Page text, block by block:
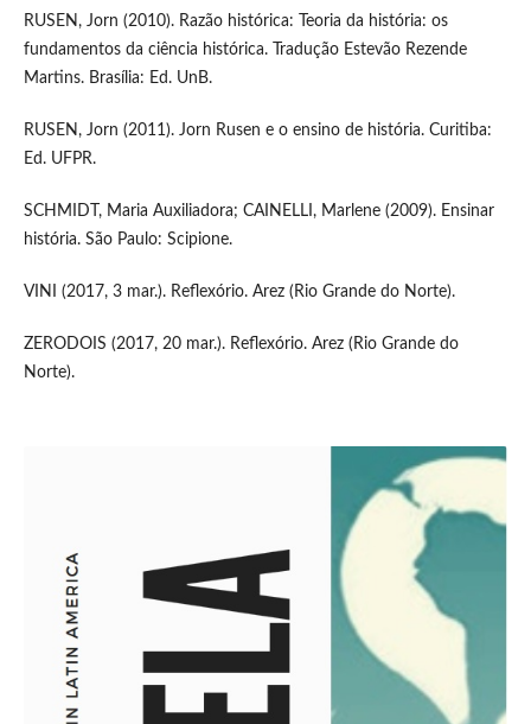
RUSEN, Jorn (2010). Razão histórica: Teoria da história: os
fundamentos da ciência histórica. Tradução Estevão Rezende
Martins. Brasília: Ed. UnB.
RUSEN, Jorn (2011). Jorn Rusen e o ensino de história. Curitiba:
Ed. UFPR.
SCHMIDT, Maria Auxiliadora; CAINELLI, Marlene (2009). Ensinar
história. São Paulo: Scipione.
VINI (2017, 3 mar.). Reflexório. Arez (Rio Grande do Norte).
ZERODOIS (2017, 20 mar.). Reflexório. Arez (Rio Grande do
Norte).